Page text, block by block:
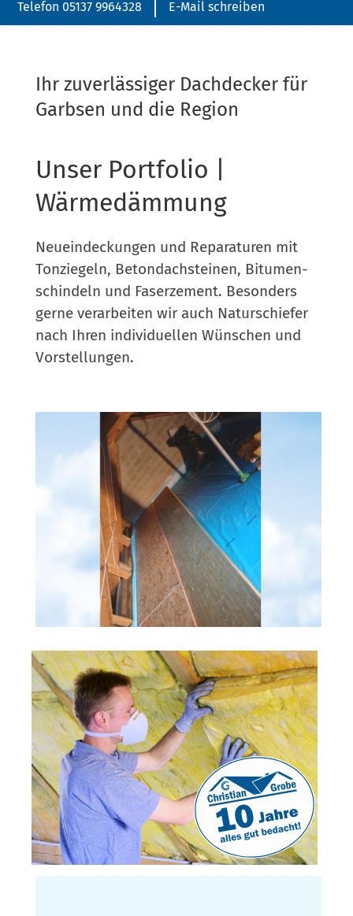
Telefon 05137 9964328 E-Mail schreiben
Ihr zuverlässiger Dachdecker für
Garbsen und die Region
Unser Portfolio |
Wärmedämmung
Neu­ein­de­ckun­gen und Repa­ra­tu­ren mit
Ton­zie­geln, Beton­dach­stei­nen, Bitu­men­
schin­deln und Faser­ze­ment. Beson­ders
ger­ne ver­ar­bei­ten wir auch Natur­schie­fer
nach Ihren indi­vi­du­el­len Wün­schen und
Vorstellungen.